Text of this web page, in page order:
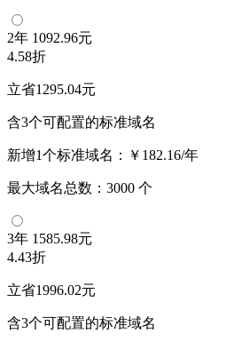
2年 1092.96元
4.58折
立省1295.04元
含3个可配置的标准域名
新增1个标准域名： ￥182.16/年
最大域名总数： 3000 个
3年 1585.98元
4.43折
立省1996.02元
含3个可配置的标准域名